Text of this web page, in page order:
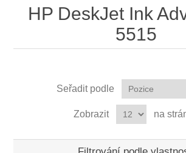
HP DeskJet Ink
5515
Seřadit podle
Zobrazit na